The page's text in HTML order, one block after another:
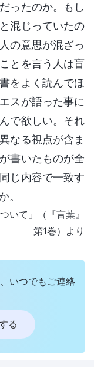
ったのか。もし
混じっていたの
の意思が混ざっ
とを言う人は盲
をよく読んでほ
スが語った事に
で欲しい。それ
なる視点が含ま
書いたものが全
じ内容で一致す
。
いて」（『言葉』
第1巻）より
いつでもご連絡
る